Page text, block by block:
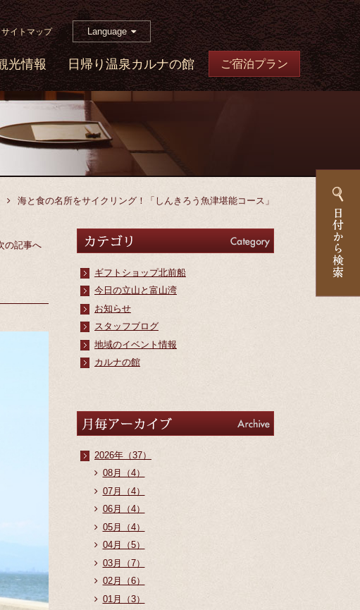
サイトマップ Language
光情報 日帰り温泉カルナの館 ご宿泊プラン
​海と食の名所をサイクリング！「しんきろう魚津堪能コース」
の記事へ
ギフトショップ北前船
今日の立山と富山湾
お知らせ
スタッフブログ
地域のイベント情報
カルナの館
2026年（37）
08月（4）
07月（4）
06月（4）
05月（4）
04月（5）
03月（7）
02月（6）
01月（3）